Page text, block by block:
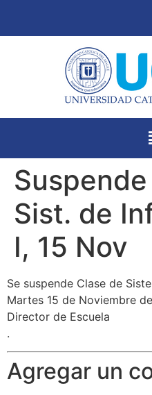
Sist. de
I, 15 Nov
Se suspende Clase de
Martes 15 de Noviembre de
Director de Escuela
.
Agregar un